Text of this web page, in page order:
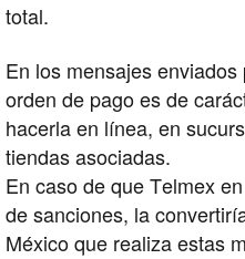
total.
En los mensajes
orden de pago es de
hacerla en línea, en
tiendas asociadas.
En caso de que Telmex
de sanciones, la
México que realiza estas